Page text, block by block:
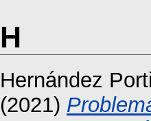
H
Hernández
(2021)